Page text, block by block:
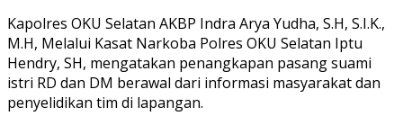
Kapolres OKU Selatan AKBP Indra Arya Yudha, S.H, S.I.K.,
M.H, Melalui Kasat Narkoba Polres OKU Selatan Iptu
Hendry, SH, mengatakan penangkapan pasang suami
istri RD dan DM berawal dari informasi masyarakat dan
penyelidikan tim di lapangan.